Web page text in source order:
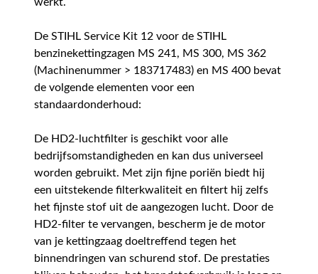
werkt.
De STIHL Service Kit 12 voor de STIHL
benzinekettingzagen MS 241, MS 300, MS 362
(Machinenummer > 183717483) en MS 400 bevat
de volgende elementen voor een
standaardonderhoud:
De HD2-luchtfilter is geschikt voor alle
bedrijfsomstandigheden en kan dus universeel
worden gebruikt. Met zijn fijne poriën biedt hij
een uitstekende filterkwaliteit en filtert hij zelfs
het fijnste stof uit de aangezogen lucht. Door de
HD2-filter te vervangen, bescherm je de motor
van je kettingzaag doeltreffend tegen het
binnendringen van schurend stof. De prestaties